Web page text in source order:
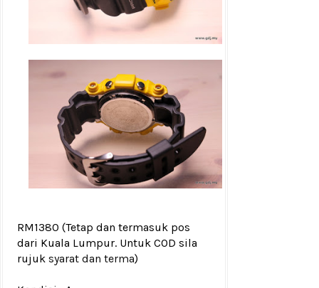
RM1380 (Tetap dan termasuk pos
dari Kuala Lumpur. Untuk COD sila
rujuk syarat dan terma)